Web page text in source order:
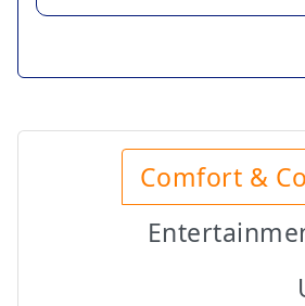
Comfort &